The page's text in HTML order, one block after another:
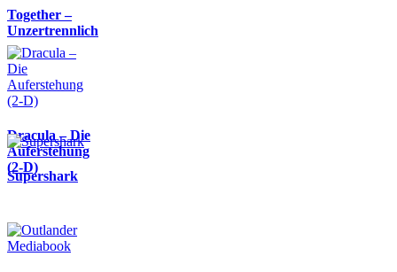
Together –
Unzertrennlich
Dracula – Die
Auferstehung
(2-D)
Supershark